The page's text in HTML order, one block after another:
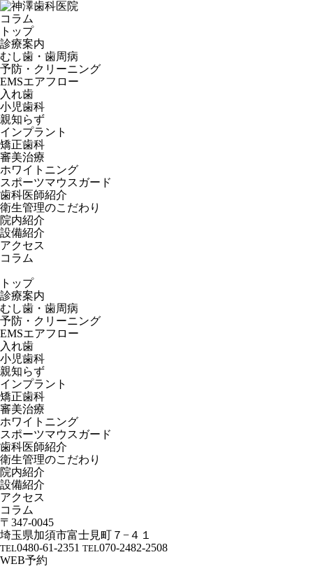
コラム
トップ
診療案内
むし歯・歯周病
予防・クリーニング
EMSエアフロー
入れ歯
小児歯科
親知らず
インプラント
矯正歯科
審美治療
ホワイトニング
スポーツマウスガード
歯科医師紹介
衛生管理のこだわり
院内紹介
設備紹介
アクセス
コラム
トップ
診療案内
むし歯・歯周病
予防・クリーニング
EMSエアフロー
入れ歯
小児歯科
親知らず
インプラント
矯正歯科
審美治療
ホワイトニング
スポーツマウスガード
歯科医師紹介
衛生管理のこだわり
院内紹介
設備紹介
アクセス
コラム
〒347-0045
埼玉県加須市富士見町７−４１
TEL0480-61-2351 TEL070-2482-2508
WEB予約